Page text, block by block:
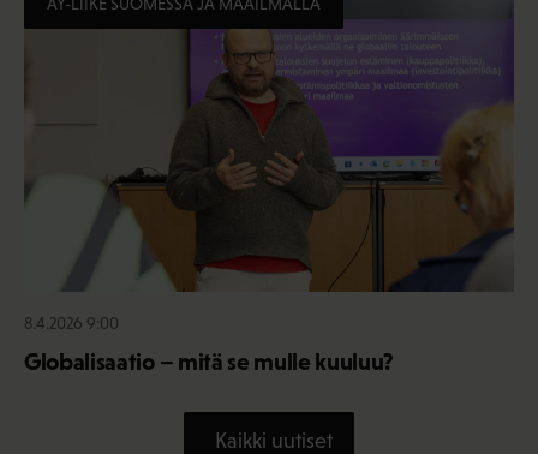
8.4.2026 9:00
Globalisaatio – mitä se mulle kuuluu?
Kaikki uutiset